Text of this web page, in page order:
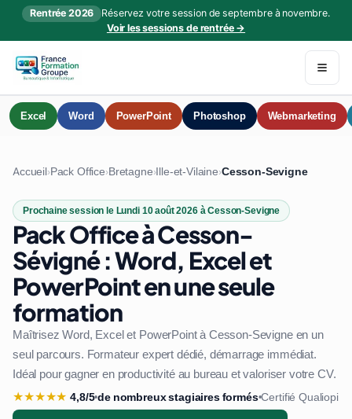
Rentrée 2026
Réservez votre session de septembre à novembre.
Voir les sessions de rentrée →
Excel Word PowerPoint Photoshop Webmarketing
Accueil›Pack Office›Bretagne›Ille-et-Vilaine›Cesson-Sevigne
Prochaine session le Lundi 10 août 2026 à Cesson-Sevigne
Pack Office à Cesson-
Sévigné : Word, Excel et
PowerPoint en une seule
formation
Maîtrisez Word, Excel et PowerPoint à Cesson-Sevigne en un
seul parcours. Formateur expert dédié, démarrage immédiat.
Idéal pour gagner en productivité au bureau et valoriser votre CV.
★★★★★ 4,8/5•de nombreux stagiaires formés•Certifié Qualiopi